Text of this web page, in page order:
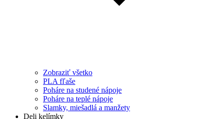
Zobraziť všetko
PLA fľaše
Poháre na studené nápoje
Poháre na teplé nápoje
Slamky, miešadlá a manžety
Deli kelímky